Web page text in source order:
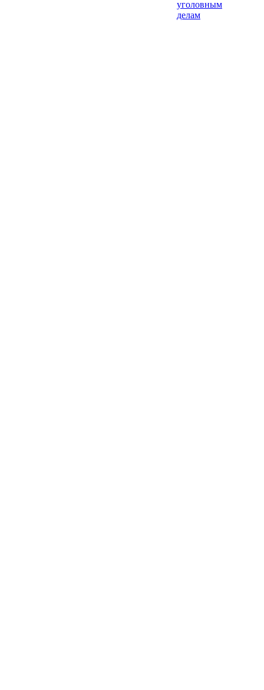
уголовным
делам